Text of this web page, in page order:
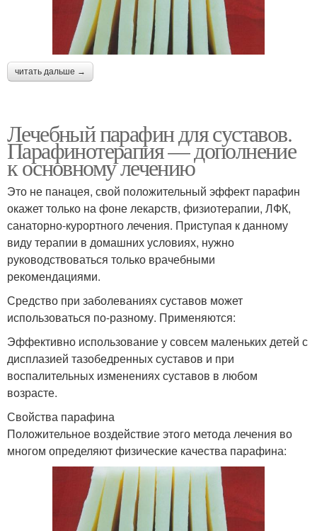
читать дальше →
Лечебный парафин для суставов.
Парафинотерапия — дополнение
к основному лечению
Это не панацея, свой положительный эффект парафин
окажет только на фоне лекарств, физиотерапии, ЛФК,
санаторно-курортного лечения. Приступая к данному
виду терапии в домашних условиях, нужно
руководствоваться только врачебными
рекомендациями.
Средство при заболеваниях суставов может
использоваться по-разному. Применяются:
Эффективно использование у совсем маленьких детей с
дисплазией тазобедренных суставов и при
воспалительных изменениях суставов в любом
возрасте.
Свойства парафина
Положительное воздействие этого метода лечения во
многом определяют физические качества парафина: